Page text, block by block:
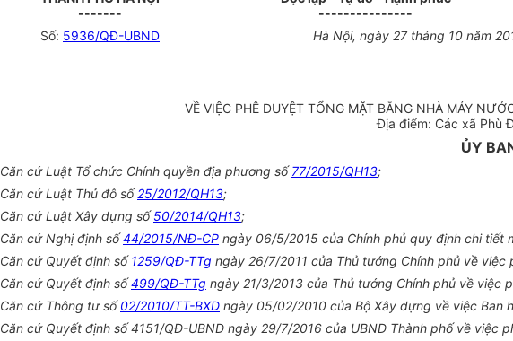
-------
---------------
Số: 5936/QĐ-UBND Hà Nội, ngày 27 tháng 10 năm
VỀ VIỆC PHÊ DUYỆT TỔNG MẶT BẰNG NHÀ MÁY
Địa điểm: Các xã Phù
ỦY
Căn cứ Luật Tổ chức Chính quyền địa phương số77/2015/QH13;
Căn cứ Luật Thủ đô số25/2012/QH13;
Căn cứ Luật Xây dựng số50/2014/QH13;
Căn cứ Nghị định số44/2015/NĐ-CP ngày 06/5/2015 của Chính phủ quy định chi tiết
Căn cứ Quyết định số 1259/QĐ-TTg ngày 26/7/2011 của Thủ tướng Chính phủ về
Căn cứ Quyết định số499/QĐ-TTg ngày 21/3/2013 của Thủ tướng Chính phủ về việc
Căn cứ Thông tư số02/2010/TT-BXD ngày 05/02/2010 của Bộ Xây dựng về việc Ban
Căn cứ Quyết định số 4151/QĐ-UBND ngày 29/7/2016 của UBND Thành phố về